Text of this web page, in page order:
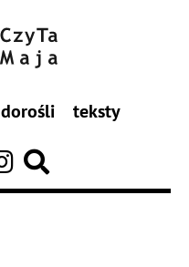
dorośli teksty